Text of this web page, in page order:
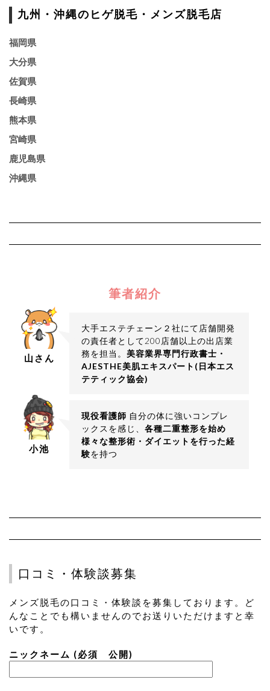
九州・沖縄のヒゲ脱毛・メンズ脱毛店
福岡県
大分県
佐賀県
長崎県
熊本県
宮崎県
鹿児島県
沖縄県
筆者紹介
山さん
大手エステチェーン２社にて店舗開発
の責任者として200店舗以上の出店業
務を担当。 美容業界専門行政書士・
AJESTHE美肌エキスパート(日本エス
テティック協会)
小池
現役看護師 自分の体に強いコンプレ
ックスを感じ、 各種二重整形を始め
様々な整形術・ダイエットを行った経
験を持つ
口コミ・体験談募集
メンズ脱毛の口コミ・体験談を募集しております。ど
んなことでも構いませんのでお送りいただけますと幸
いです。
ニックネーム (必須 公開)